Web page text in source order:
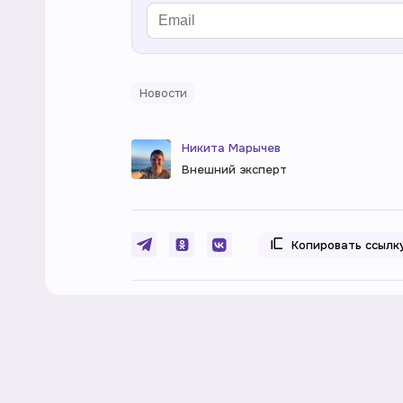
Новости
Никита Марычев
Внешний эксперт
Копировать